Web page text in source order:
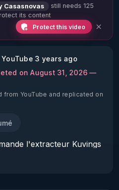
Casasnovas
still needs 125
its content
Protect this video
3 years ago
on August 31, 2026 —
from YouTube and replicated on
l'extracteur Kuvings
de 10 % sur toute la